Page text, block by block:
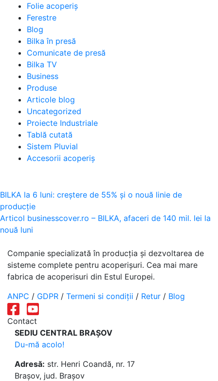
Folie acoperiș
Ferestre
Blog
Bilka în presă
Comunicate de presă
Bilka TV
Business
Produse
Articole blog
Uncategorized
Proiecte Industriale
Tablă cutată
Sistem Pluvial
Accesorii acoperiș
Navigare
în
articole
BILKA la 6 luni: creștere de 55% și o nouă linie de
producție
Articol businesscover.ro – BILKA, afaceri de 140 mil. lei la
nouă luni
Companie specializată în producția și dezvoltarea de
sisteme complete pentru acoperișuri. Cea mai mare
fabrica de acoperisuri din Estul Europei.
ANPC / GDPR / Termeni si condiții / Retur / Blog
Contact
SEDIU CENTRAL BRAȘOV
Du-mă acolo!
Adresă: str. Henri Coandă, nr. 17
Brașov, jud. Brașov